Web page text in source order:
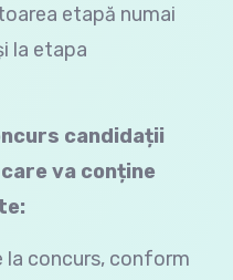
etapă numai
la etapa
candidații
va conține
la concurs, conform